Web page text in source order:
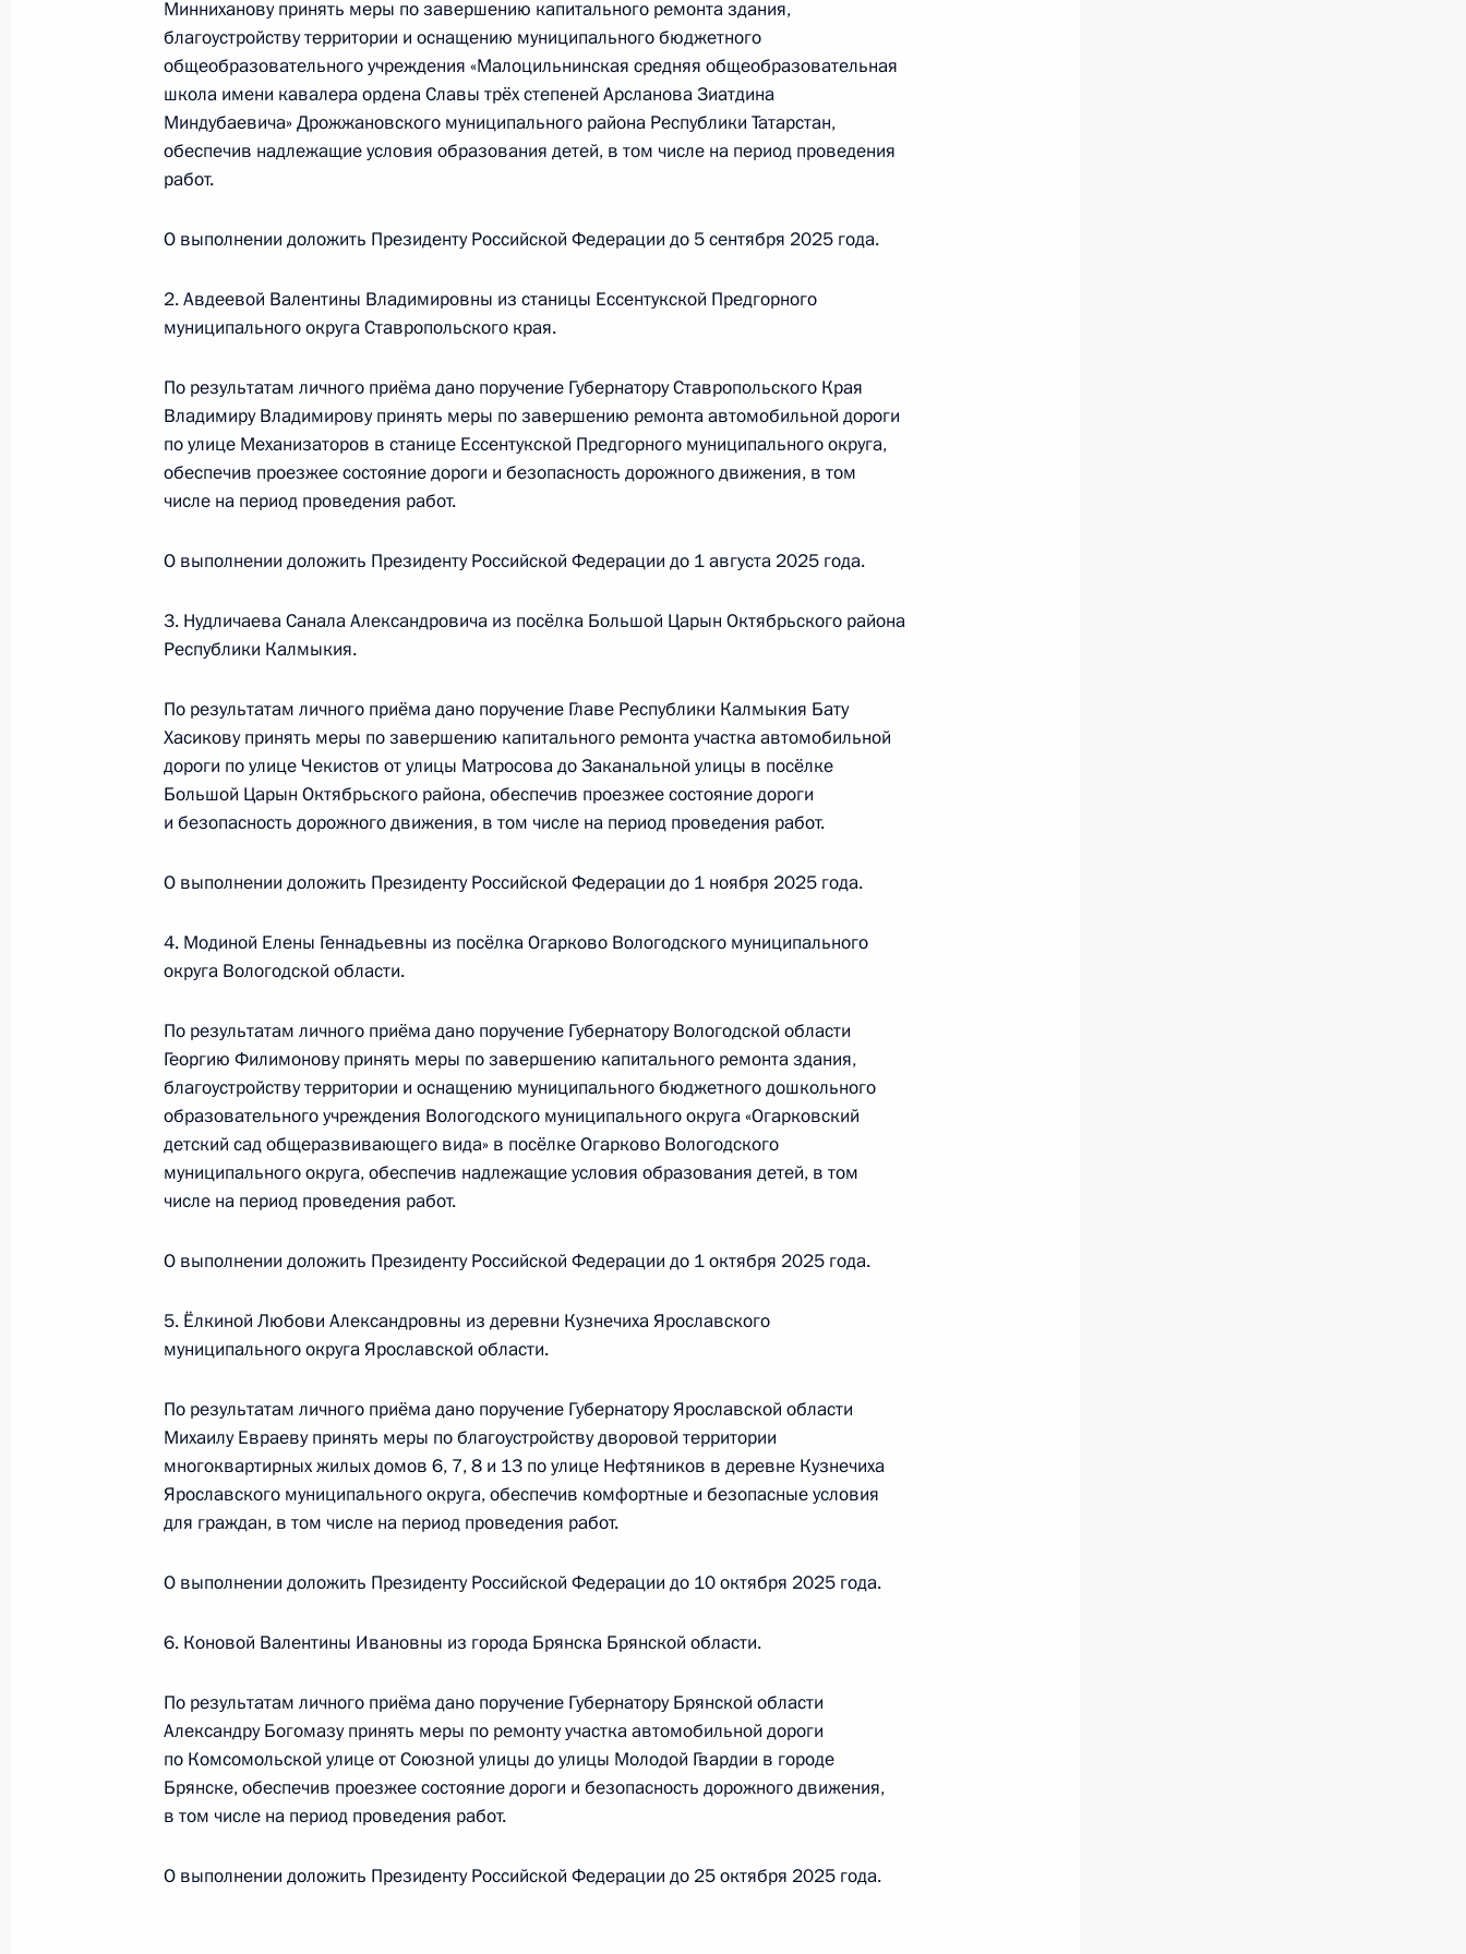
2 июля 2025 года, 16:13
Исполнено поручение (меры приняты), данное по итогам личного приёма в режиме
видео-конференц-связи жительницы Новгородской области, проведённого
по поручению Президента Российской Федерации начальником Управления
Президента Российской Федерации по межрегиональным и культурным связям
Федерации по приёму граждан в Москве 21 января 2025 года
2 июля 2025 года, 16:12
Исполнено поручение (меры приняты), данное по итогам личного приёма в режиме
видео-конференц-связи жительницы Тверской области, проведённого по поручению
Президента Российской Федерации начальником Управления Президента
Российской Федерации по работе с обращениями граждан и организаций
Михаилом Михайловским в Приёмной Президента Российской Федерации
2 июля 2025 года, 16:11
конференц-связи жительницы Тверской области, проведённого по поручению
Президента Российской Федерации начальником Управления Президента
Российской Федерации по работе с обращениями граждан и организаций
Михаилом Михайловским в Приёмной Президента Российской Федерации
по приёму граждан в Москве 16 января 2025 года
О ходе исполнения поручения, данного по итогам личного приёма в режиме видео-
конференц-связи жителя Тверской области, проведённого по поручению
Российской Федерации по внутренней политике Андреем Яриным в Приёмной
Президента Российской Федерации по приёму граждан в Москве 6 октября
2022 года
2 июля 2025 года, 16:07
конференц-связи жительницы Тверской области, проведённого по поручению
Российской Федерации по внешней политике Игорем Неверовым в Приёмной
Президента Российской Федерации по приёму граждан в Москве 31 мая 2022 года
О ходе исполнения поручения, данного по итогам личного приёма в режиме видео-
конференц-связи жительницы Республики Марий Эл, проведённого по поручению
и информации Президента Российской Федерации Андреем Цыбулиным
13 января 2025 года
О ходе исполнения поручения, данного по итогам личного приёма в режиме видео-
конференц-связи жительницы Московской области, проведённого по поручению
Российской Федерации Андреем Казаковым в Приёмной Президента Российской
Минниханову принять меры по завершению капитального ремонта здания,
благоустройству территории и оснащению муниципального бюджетного
общеобразовательного учреждения «Малоцильнинская средняя общеобразовательная
школа имени кавалера ордена Славы трёх степеней Арсланова Зиатдина
Миндубаевича» Дрожжановского муниципального района Республики Татарстан,
обеспечив надлежащие условия образования детей, в том числе на период проведения
работ.
О выполнении доложить Президенту Российской Федерации до 5 сентября 2025 года.
2. Авдеевой Валентины Владимировны из станицы Ессентукской Предгорного
муниципального округа Ставропольского края.
По результатам личного приёма дано поручение Губернатору Ставропольского Края
Владимиру Владимирову принять меры по завершению ремонта автомобильной дороги
по улице Механизаторов в станице Ессентукской Предгорного муниципального округа,
обеспечив проезжее состояние дороги и безопасность дорожного движения, в том
числе на период проведения работ.
О выполнении доложить Президенту Российской Федерации до 1 августа 2025 года.
3. Нудличаева Санала Александровича из посёлка Большой Царын Октябрьского района
Республики Калмыкия.
По результатам личного приёма дано поручение Главе Республики Калмыкия Бату
Хасикову принять меры по завершению капитального ремонта участка автомобильной
дороги по улице Чекистов от улицы Матросова до Заканальной улицы в посёлке
Большой Царын Октябрьского района, обеспечив проезжее состояние дороги
и безопасность дорожного движения, в том числе на период проведения работ.
О выполнении доложить Президенту Российской Федерации до 1 ноября 2025 года.
4. Модиной Елены Геннадьевны из посёлка Огарково Вологодского муниципального
округа Вологодской области.
По результатам личного приёма дано поручение Губернатору Вологодской области
Георгию Филимонову принять меры по завершению капитального ремонта здания,
благоустройству территории и оснащению муниципального бюджетного дошкольного
образовательного учреждения Вологодского муниципального округа «Огарковский
детский сад общеразвивающего вида» в посёлке Огарково Вологодского
муниципального округа, обеспечив надлежащие условия образования детей, в том
числе на период проведения работ.
О выполнении доложить Президенту Российской Федерации до 1 октября 2025 года.
5. Ёлкиной Любови Александровны из деревни Кузнечиха Ярославского
муниципального округа Ярославской области.
По результатам личного приёма дано поручение Губернатору Ярославской области
Михаилу Евраеву принять меры по благоустройству дворовой территории
многоквартирных жилых домов 6, 7, 8 и 13 по улице Нефтяников в деревне Кузнечиха
Ярославского муниципального округа, обеспечив комфортные и безопасные условия
для граждан, в том числе на период проведения работ.
О выполнении доложить Президенту Российской Федерации до 10 октября 2025 года.
6. Коновой Валентины Ивановны из города Брянска Брянской области.
По результатам личного приёма дано поручение Губернатору Брянской области
Александру Богомазу принять меры по ремонту участка автомобильной дороги
по Комсомольской улице от Союзной улицы до улицы Молодой Гвардии в городе
Брянске, обеспечив проезжее состояние дороги и безопасность дорожного движения,
в том числе на период проведения работ.
О выполнении доложить Президенту Российской Федерации до 25 октября 2025 года.